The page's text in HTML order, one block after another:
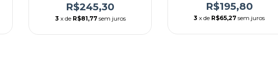
R$245,30
3 x de R$81,77 sem juros
R$195,80
3 x de R$65,27 sem juros